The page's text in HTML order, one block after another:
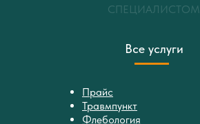
Все услуги
Прайс
Травмпункт
Флебология
СПЕЦИАЛИСТОМ